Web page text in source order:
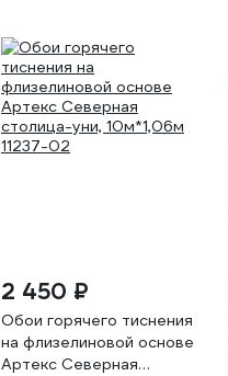
2 450 ₽
Обои горячего тиснения
на флизелиновой основе
Артекс Северная